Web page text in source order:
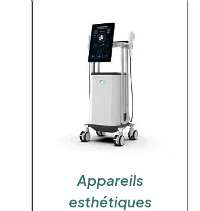
Appareils
esthétiques